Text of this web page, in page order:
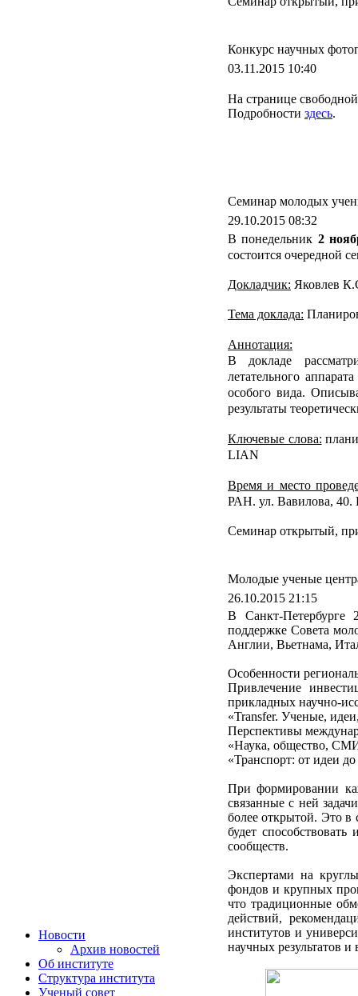
Новости
Архив новостей
Об институте
Структура института
Ученый совет
Конкурс научных
03.11.2015 10:40
На странице
Подробности здесь.
Семинар молодых
29.10.2015 08:32
В понедельник 2
состоится
Докладчик: Яковлев
Тема доклада:
Аннотация:
В докладе
летательного
особого вида.
результаты
Ключевые слова:
LIAN
Время и место
РАН. ул. Вавилова, 40.
Семинар открытый,
Молодые ученые
26.10.2015 21:15
В Санкт-
поддержке Совета
Англии, Вьетнама,
Особенности
Привлечение
прикладных научно-
«Transfer. Ученые,
Перспективы
«Наука, общество,
«Транспорт: от идеи
При формировании
связанные с ней
более открытой. Это в
будет
сообществ.
Экспертами на
фондов и крупных
что традиционные
действий,
институтов и
научных результатов